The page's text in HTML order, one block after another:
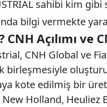
sahibi kim gibi
bilgi vermekte
CNH Açılımı
CNH Global ve
birleşmesiyle
kote edilmiş bir
New Holland, Heuliez